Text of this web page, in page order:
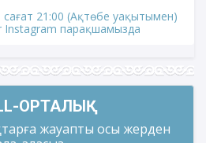
сағат 21:00 (Ақтөбе уақытымен)
Instagram парақшамызда
ОРТАЛЫҚ
жауапты осы жерден